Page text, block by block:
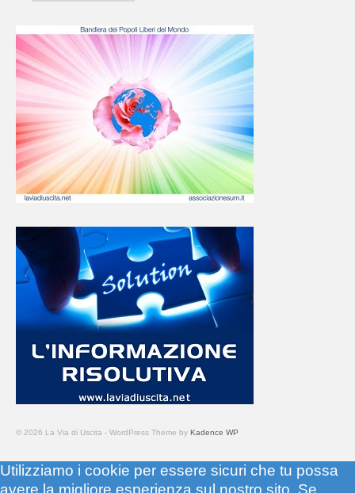
© 2026 La Via di Uscita - WordPress Theme by Kadence WP
Utilizziamo i cookie per essere sicuri che tu possa
avere la migliore esperienza sul nostro sito. Se